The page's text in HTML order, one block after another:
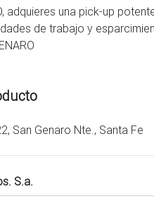
adquieres una pick-up
de trabajo y
San Genaro Nte., Santa Fe
S.a.